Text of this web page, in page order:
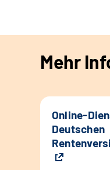
Mehr
Online-
Deutschen